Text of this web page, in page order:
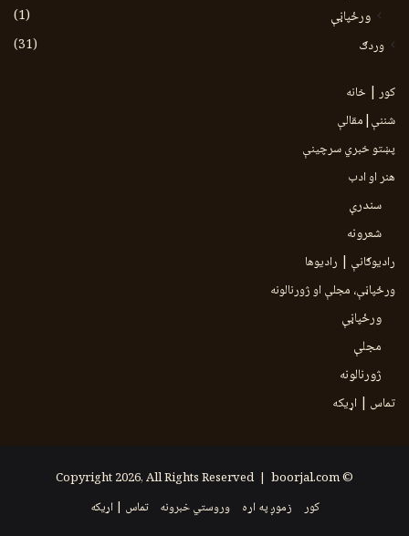
ورځپاڼې
(1)
وردګ
(31)
کور | خانه
شننې|مقالې
پښتو خبري سرچينې
هنر او ادب
سندرې
شعرونه
رادیوګانې | رادیوها
ورځپاڼې، مجلې او ژورنالونه
ورځپاڼې
مجلې
ژورنالونه
تماس | اړیکه
© Copyright 2026, All Rights Reserved |
boorjal.com
کور
زموږ په اړه وروستي خبرونه تماس | اړیکه